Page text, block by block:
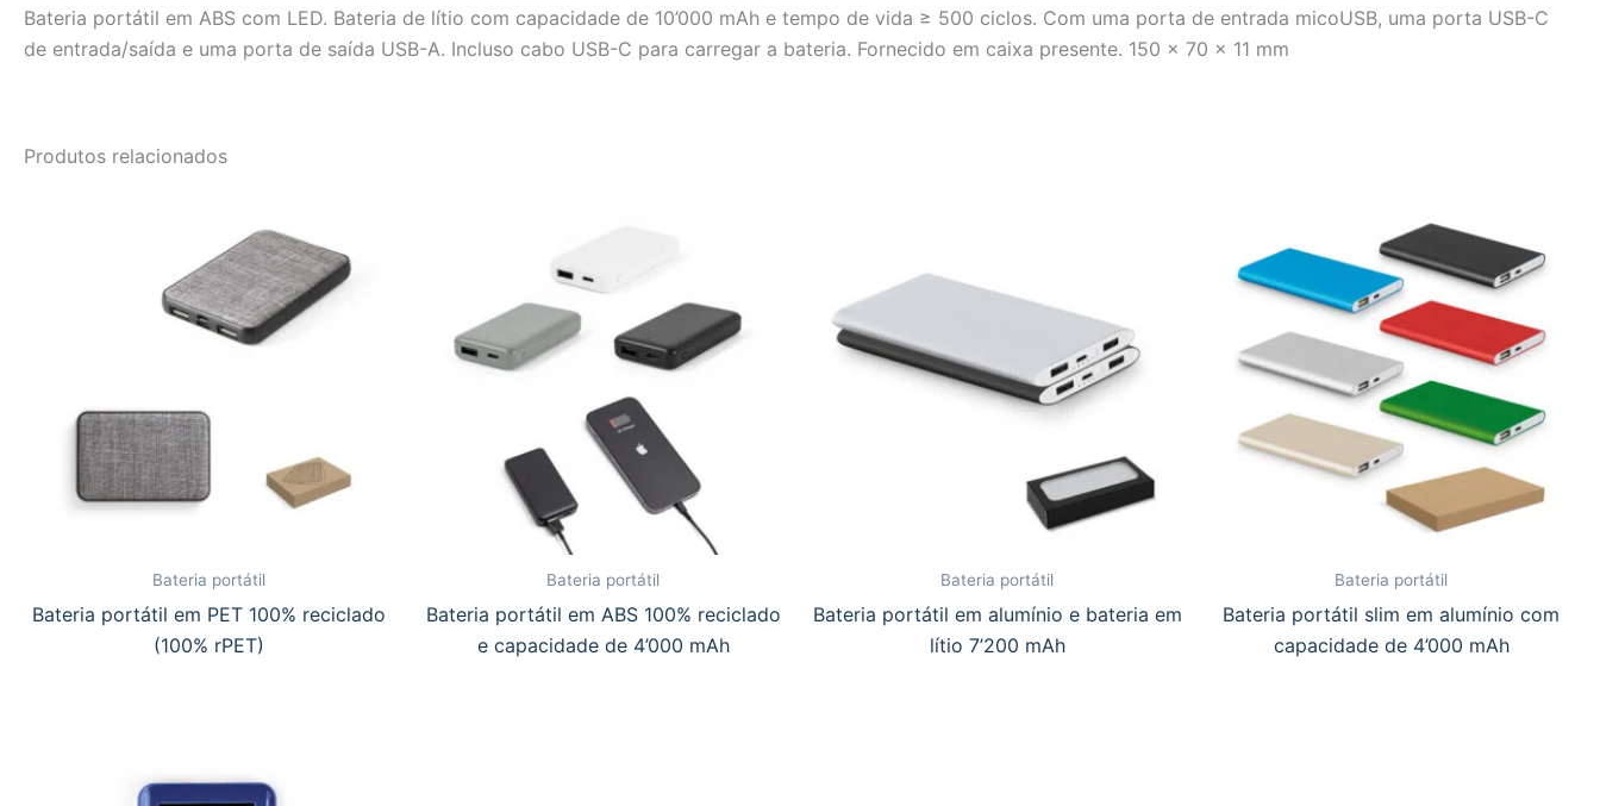
Bateria portátil em ABS com LED. Bateria de lítio com capacidade de 10’000 mAh e tempo de vida ≥ 500 ciclos. Com uma porta de entrada micoUSB, uma porta USB-C
de entrada/saída e uma porta de saída USB-A. Incluso cabo USB-C para carregar a bateria. Fornecido em caixa presente. 150 x 70 x 11 mm
Produtos relacionados
Bateria portátil
Bateria portátil em PET 100% reciclado
(100% rPET)
Bateria portátil
Bateria portátil em ABS 100% reciclado
e capacidade de 4’000 mAh
Bateria portátil
Bateria portátil em alumínio e bateria em
lítio 7’200 mAh
Bateria portátil
Bateria portátil slim em alumínio com
capacidade de 4’000 mAh